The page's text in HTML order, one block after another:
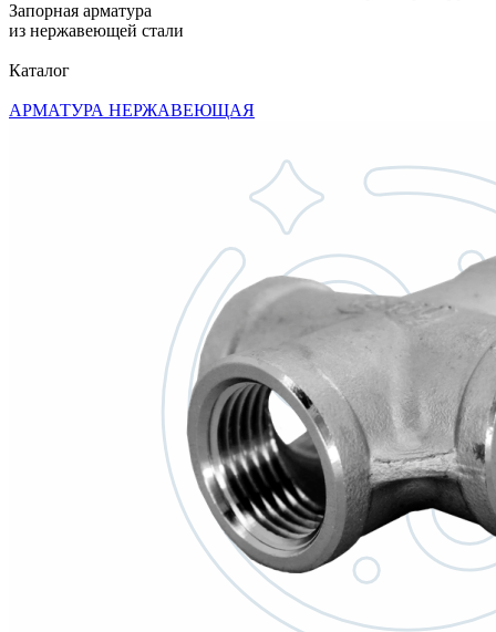
Запорная арматура
из нержавеющей стали
Каталог
АРМАТУРА НЕРЖАВЕЮЩАЯ